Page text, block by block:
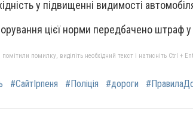
у підвищенні видимості
цієї норми передбачено штраф у
помилку, виділіть необхідний текст і натисніть Ctrl +
#СайтІрпеня #Поліція #дороги